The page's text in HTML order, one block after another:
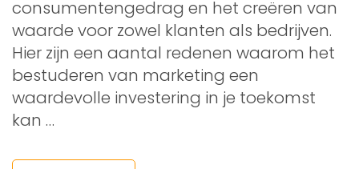
consumentengedrag en het creëren van
waarde voor zowel klanten als bedrijven.
Hier zijn een aantal redenen waarom het
bestuderen van marketing een
waardevolle investering in je toekomst
kan …